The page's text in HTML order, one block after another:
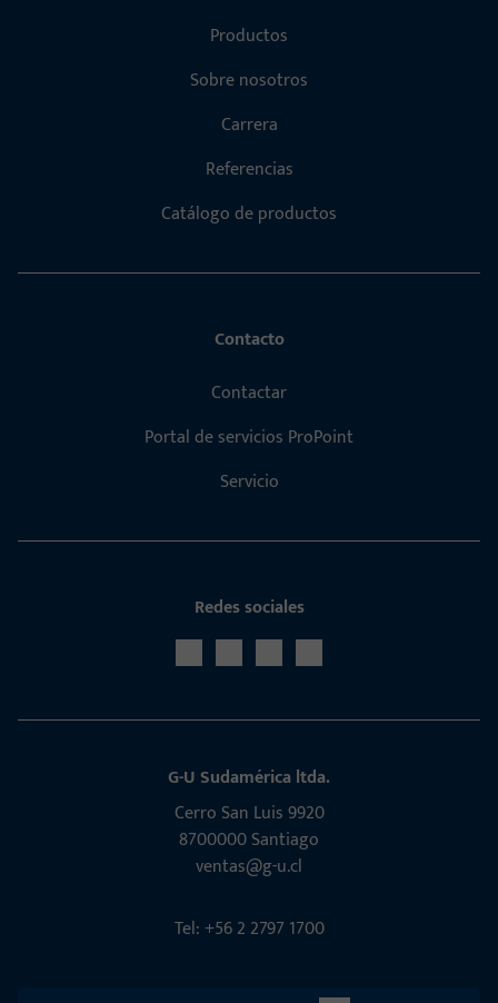
Productos
Sobre nosotros
Carrera
Referencias
Catálogo de productos
Contacto
Contactar
Portal de servicios ProPoint
Servicio
Redes sociales
G-U Sudamérica ltda.
Cerro San Luis 9920
8700000 Santiago
ventas@g-u.cl
Tel: +56 2 2797 1700